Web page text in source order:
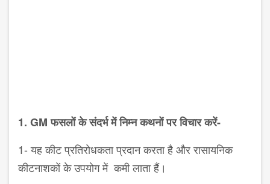
1. GMफसलों के संदर्भ में निम्न कथनों परविचार करें-
1-यह कीट प्रतिरोधकता प्रदान करता है औररासायनिक
कीटनाशकों के उपयोग में कमी लाता हैं।